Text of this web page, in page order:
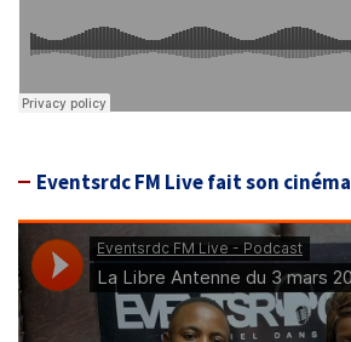
Eventsrdc FM Live fait son cinéma